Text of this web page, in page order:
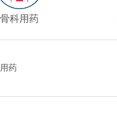
骨科用药
药